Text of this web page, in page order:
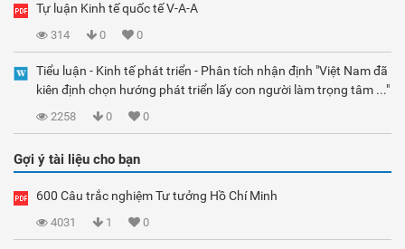
Tự luận Kinh tế quốc tế V-A-A
314 0 0
Tiểu luận - Kinh tế phát triển - Phân tích nhận định "Việt Nam đã
kiên định chọn hướng phát triển lấy con người làm trọng tâm ..."
2258 0 0
Gợi ý tài liệu cho bạn
600 Câu trắc nghiệm Tư tưởng Hồ Chí Minh
4031 1 0